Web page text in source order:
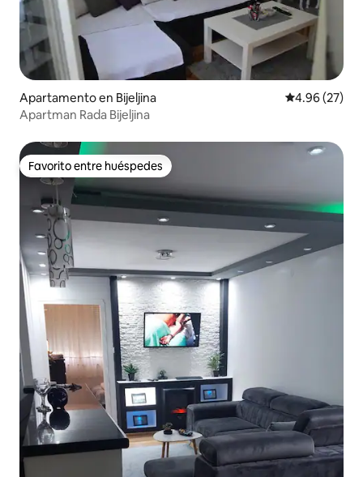
Apartamento en Bijeljina Calificación
4.96 (27)
Apartman Rada Bijeljina
Favorito entre huéspedes
Favorito entre huéspedes